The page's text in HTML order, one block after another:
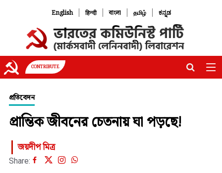
English | हिन्दी | বাংলা | தமிழ் | ಕನ್ನಡ
CONTRIBUTE
প্রতিবেদন
প্রান্তিক জীবনের চেতনায় ঘা পড়ছে!
জয়দীপ মিত্র
Share: